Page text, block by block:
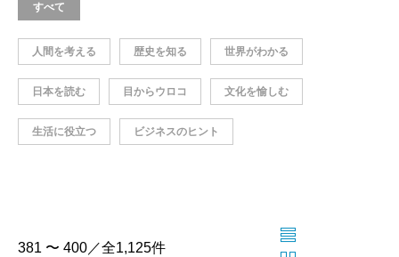
すべて
人間を考える 歴史を知る 世界がわかる
日本を読む 目からウロコ 文化を愉しむ
生活に役立つ ビジネスのヒント
381 〜 400／全1,125件